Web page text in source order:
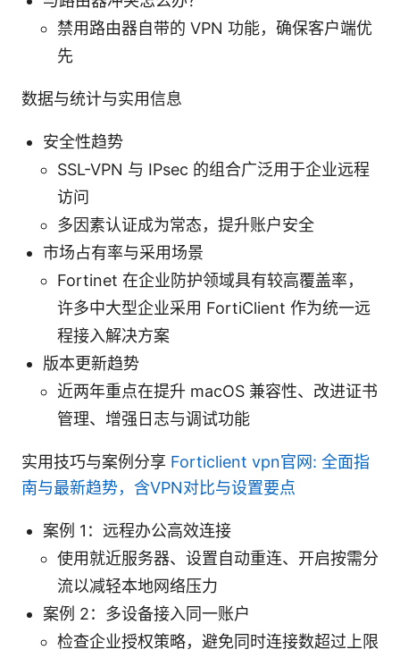
禁用路由器自带的 VPN 功能，确保客户端优
先
数据与统计与实用信息
安全性趋势
SSL-VPN 与 IPsec 的组合广泛用于企业远程
访问
多因素认证成为常态，提升账户安全
市场占有率与采用场景
Fortinet 在企业防护领域具有较高覆盖率，
许多中大型企业采用 FortiClient 作为统一远
程接入解决方案
版本更新趋势
近两年重点在提升 macOS 兼容性、改进证书
管理、增强日志与调试功能
实用技巧与案例分享 Forticlient vpn官网: 全面指
南与最新趋势，含VPN对比与设置要点
案例 1：远程办公高效连接
使用就近服务器、设置自动重连、开启按需分
流以减轻本地网络压力
案例 2：多设备接入同一账户
检查企业授权策略，避免同时连接数超过上限